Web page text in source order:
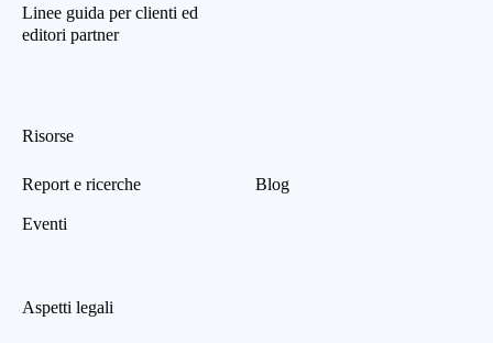
Linee guida per clienti ed
editori partner
Risorse
Report e ricerche
Eventi
Blog
Aspetti legali